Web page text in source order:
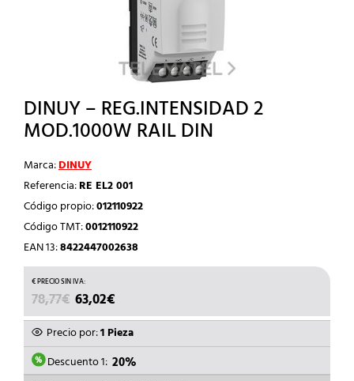
DINUY – REG.INTENSIDAD 2
MOD.1000W RAIL DIN
Marca:DINUY
Referencia:RE EL2 001
Código propio:012110922
Código TMT:0012110922
EAN 13:8422447002638
78,77€ EL
PRECIO
ORIGINAL
ERA:
78,77€.
63,02€
PRECIO
ACTUAL
ES:
63,02€.
Precio por:1 Pieza
Descuento 1: 20%